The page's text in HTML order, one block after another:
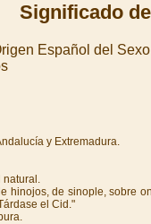
Significado
Español del
y Extremadura.
natural.
hinojos, de sinople, sobre
el Cid."